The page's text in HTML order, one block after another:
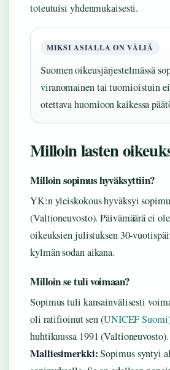
toteutuisi yhdenmukaisesti.
MIKSI ASIALLA ON VÄLIÄ
Suomen oikeusjärjestelmässä
viranomainen tai tuomioistuin
otettava huomioon kaikessa
Milloin lasten
Milloin sopimus hyväksyttiin?
YK:n yleiskokous hyväksyi
(Valtioneuvosto). Päivämäärä ei
oikeuksien julistuksen 30-
kylmän sodan aikana.
Milloin se tuli voimaan?
Sopimus tuli kansainvälisesti
oli ratifioinut sen (UNICEF Suomi
huhtikuussa 1991 (Valtioneuvosto).
Malliesimerkki:Sopimus syntyi